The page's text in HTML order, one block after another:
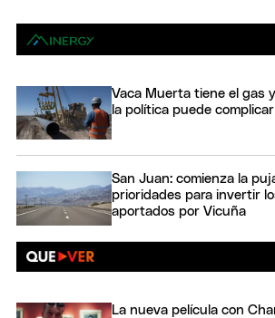
Vaca Muerta tiene el gas
la política puede
San Juan: comienza la
prioridades para invertir
aportados por Vicuña
La nueva película con